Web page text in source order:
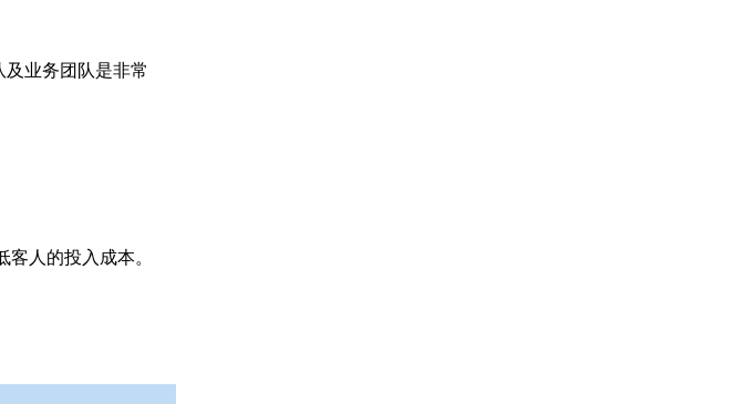
业务团队是非常
人的投入成本。